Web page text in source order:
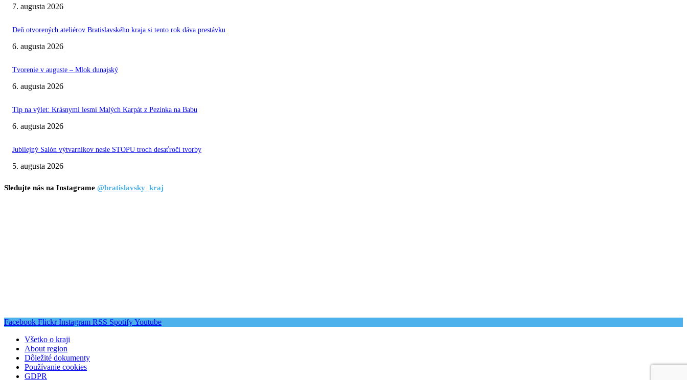
7. augusta 2026
Deň otvorených ateliérov Bratislavského kraja si tento rok dáva prestávku
6. augusta 2026
Tvorenie v auguste – Mlok dunajský
6. augusta 2026
Tip na výlet: Krásnymi lesmi Malých Karpát z Pezinka na Babu
6. augusta 2026
Jubilejný Salón výtvarníkov nesie STOPU troch desaťročí tvorby
5. augusta 2026
Sledujte nás na Instagrame @bratislavsky_kraj
Facebook Flickr Instagram RSS SpotifyYoutube
Všetko o kraji
About region
Dôležité dokumenty
Používanie cookies
GDPR